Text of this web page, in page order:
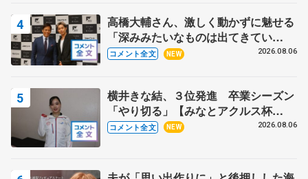
高橋大輔さん、激しく動かずに魅せる
「深みみたいなものは出てきてい
る？」 〝兄さん〟と慕うレジェンド
コメント全文 NEW 2026.08.06
横井きな結、３位発進 卒業シーズン
「やり切る」【みなとアクルス杯
SP】
コメント全文 NEW 2026.08.06